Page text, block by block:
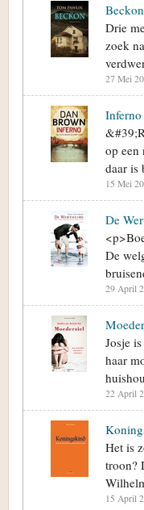
Drie
zoek
27 Mei
op een
daar is
15 Mei
De
De
29 April
Josje
haar
22 April
Het is
troon?
15 April